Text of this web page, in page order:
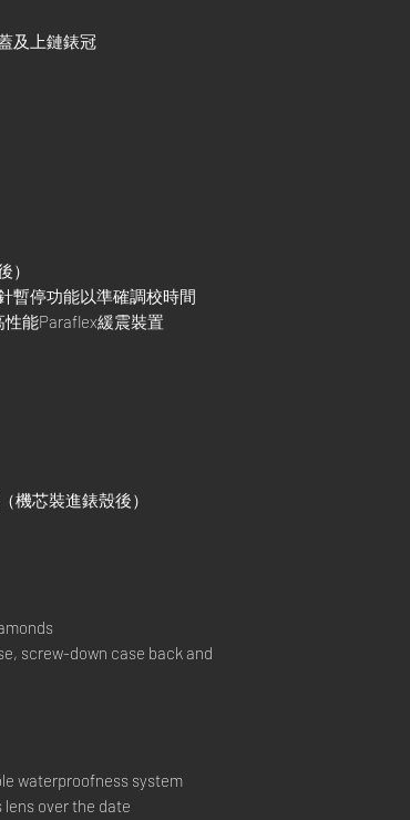
及上鏈錶冠
）
暫停功能以準確調校時間
能Paraflex緩震裝置
機芯裝進錶殼後）
screw-down case back and
waterproofness system
over the date